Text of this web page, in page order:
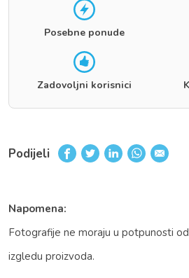
Posebne ponude
Zadovoljni korisnici
Podijeli
Napomena:
Fotografije ne moraju u potpunosti
izgledu proizvoda.